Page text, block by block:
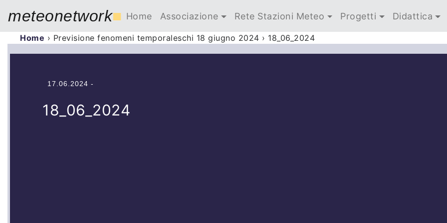
meteonetwork■ Home Associazione Rete Stazioni Meteo Progetti Didattica
Home › Previsione fenomeni temporaleschi 18 giugno 2024 › 18_06_2024
17.06.2024 -
18_06_2024